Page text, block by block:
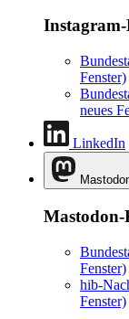
Fenster)
neues
LinkedIn
Mastodon-
Fenster)
hib-
Fenster)